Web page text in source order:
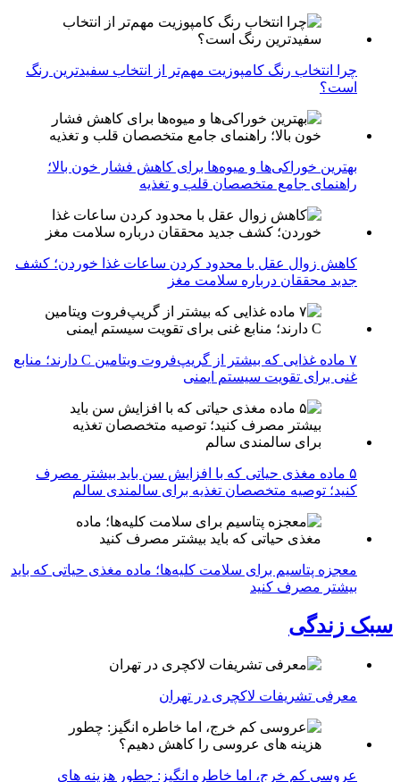
چرا انتخاب رنگ کامپوزیت مهم‌تر از انتخاب سفیدترین رنگ
است؟
بهترین خوراکی‌ها و میوه‌ها برای کاهش فشار خون بالا؛
راهنمای جامع متخصصان قلب و تغذیه
کاهش زوال عقل با محدود کردن ساعات غذا خوردن؛ کشف
جدید محققان درباره سلامت مغز
۷ ماده غذایی که بیشتر از گریپ‌فروت ویتامین C دارند؛ منابع
غنی برای تقویت سیستم ایمنی
۵ ماده مغذی حیاتی که با افزایش سن باید بیشتر مصرف
کنید؛ توصیه متخصصان تغذیه برای سالمندی سالم
معجزه پتاسیم برای سلامت کلیه‌ها؛ ماده مغذی حیاتی که باید
بیشتر مصرف کنید
سبک زندگی
معرفی تشریفات لاکچری در تهران
عروسی کم خرج، اما خاطره انگیز: چطور هزینه های